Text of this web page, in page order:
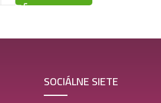
SOCIÁLNE SIETE